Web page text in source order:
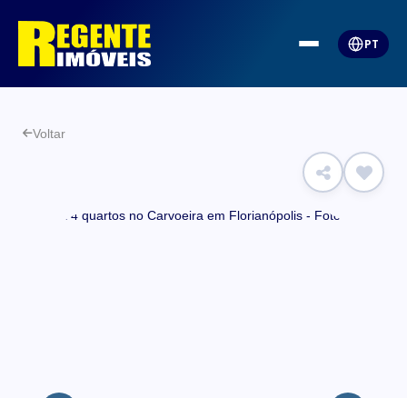
PT
Voltar